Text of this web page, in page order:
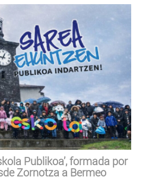
Publikoa’, formada por
Zornotza a Bermeo